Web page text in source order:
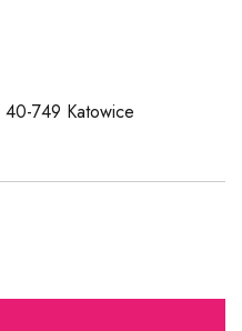
40-749 Katowice